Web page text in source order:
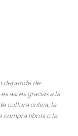
depende de
así es gracias a la
cultura crítica, la
compra libros o la